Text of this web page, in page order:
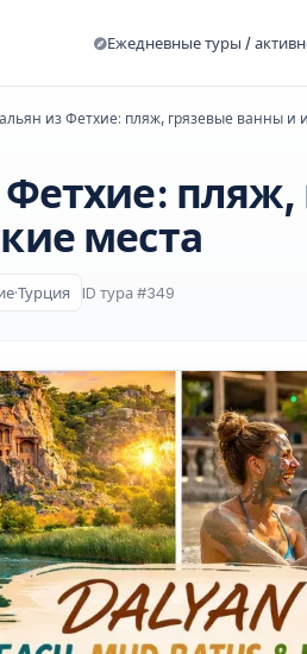
Ежедневные туры /
пляж,
места
·Турция ID тура #349